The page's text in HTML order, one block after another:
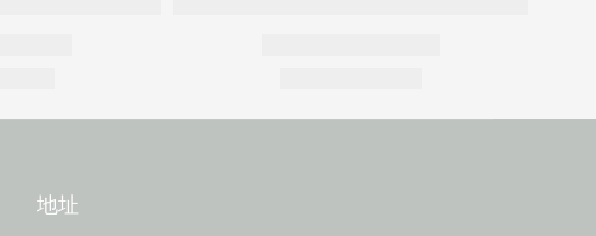
地址